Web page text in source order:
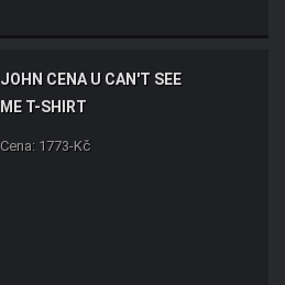
JOHN CENA U CAN'T SEE
ME T-SHIRT
Cena: 1773-Kč